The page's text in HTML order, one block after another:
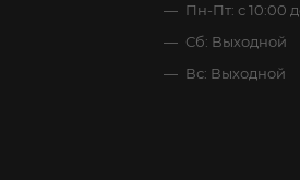
Пн-Пт: с 10:00
Сб: Выходной
Вс: Выходной